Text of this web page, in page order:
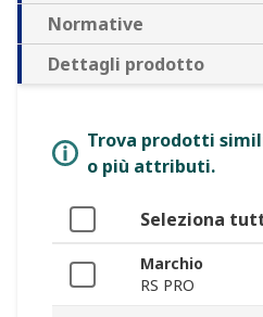
Normative
Dettagli prodotto
Trova prodotti
o più attributi.
Seleziona
Marchio
RS PRO